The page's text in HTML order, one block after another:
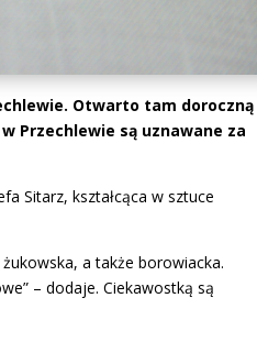
Otwarto tam doroczną
Przechlewie są uznawane za
Sitarz, kształcąca w sztuce
a także borowiacka.
– dodaje. Ciekawostką są